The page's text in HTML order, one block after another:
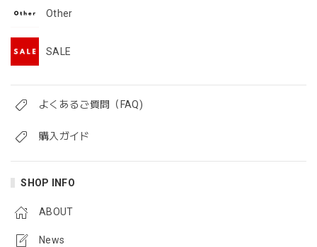
Other
SALE
よくあるご質問（FAQ)
購入ガイド
SHOP INFO
ABOUT
News